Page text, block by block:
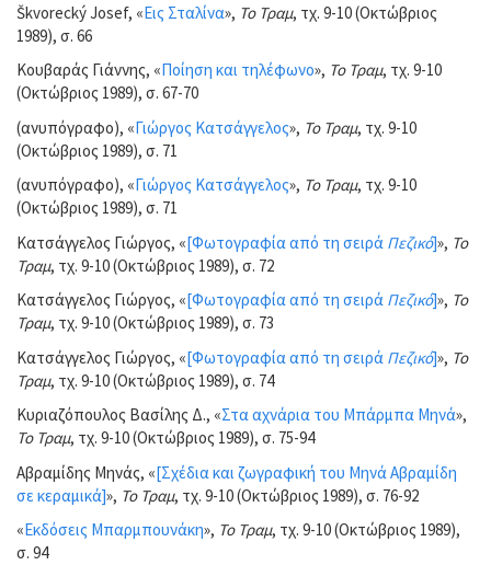
Škvorecký Josef, «Εις Σταλίνα», Το Τραμ, τχ. 9-10 (Οκτώβριος
1989), σ. 66
Κουβαράς Γιάννης, «Ποίηση και τηλέφωνο», Το Τραμ, τχ. 9-10
(Οκτώβριος 1989), σ. 67-70
(ανυπόγραφο), «Γιώργος Κατσάγγελος», Το Τραμ, τχ. 9-10
(Οκτώβριος 1989), σ. 71
(ανυπόγραφο), «Γιώργος Κατσάγγελος», Το Τραμ, τχ. 9-10
(Οκτώβριος 1989), σ. 71
Κατσάγγελος Γιώργος, «[Φωτογραφία από τη σειρά Πεζικό]», Το
Τραμ, τχ. 9-10 (Οκτώβριος 1989), σ. 72
Κατσάγγελος Γιώργος, «[Φωτογραφία από τη σειρά Πεζικό]», Το
Τραμ, τχ. 9-10 (Οκτώβριος 1989), σ. 73
Κατσάγγελος Γιώργος, «[Φωτογραφία από τη σειρά Πεζικό]», Το
Τραμ, τχ. 9-10 (Οκτώβριος 1989), σ. 74
Κυριαζόπουλος Βασίλης Δ., «Στα αχνάρια του Μπάρμπα Μηνά»,
Το Τραμ, τχ. 9-10 (Οκτώβριος 1989), σ. 75-94
Αβραμίδης Μηνάς, «[Σχέδια και ζωγραφική του Μηνά Αβραμίδη
σε κεραμικά]», Το Τραμ, τχ. 9-10 (Οκτώβριος 1989), σ. 76-92
«Εκδόσεις Μπαρμπουνάκη», Το Τραμ, τχ. 9-10 (Οκτώβριος 1989),
σ. 94